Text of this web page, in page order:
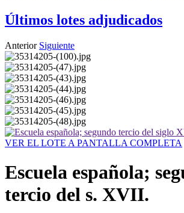
Últimos lotes adjudicados
Anterior Siguiente
VER EL LOTE A PANTALLA COMPLETA
Escuela española;
tercio del s. XVII.